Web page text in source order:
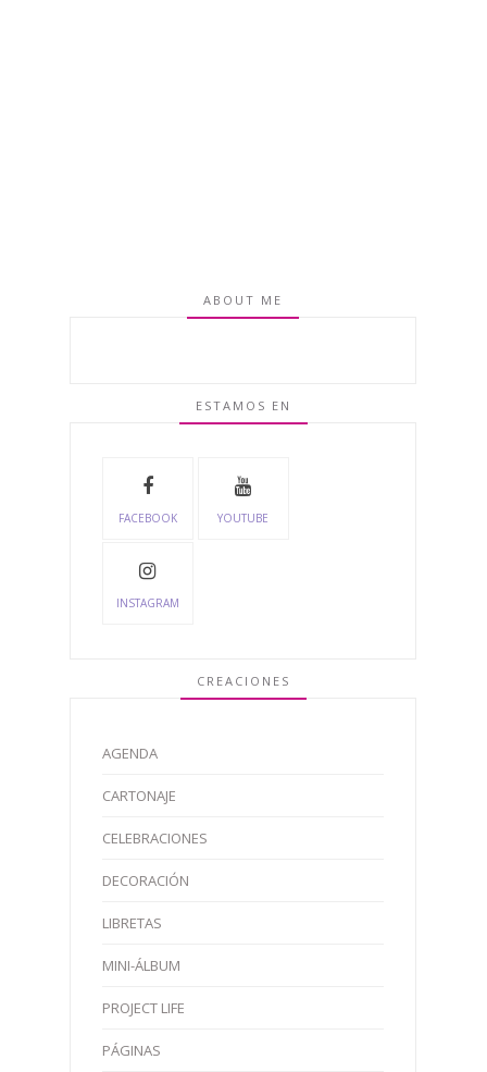
ABOUT ME
ESTAMOS EN
FACEBOOK YOUTUBE
INSTAGRAM
CREACIONES
AGENDA
CARTONAJE
CELEBRACIONES
DECORACIÓN
LIBRETAS
MINI-ÁLBUM
PROJECT LIFE
PÁGINAS